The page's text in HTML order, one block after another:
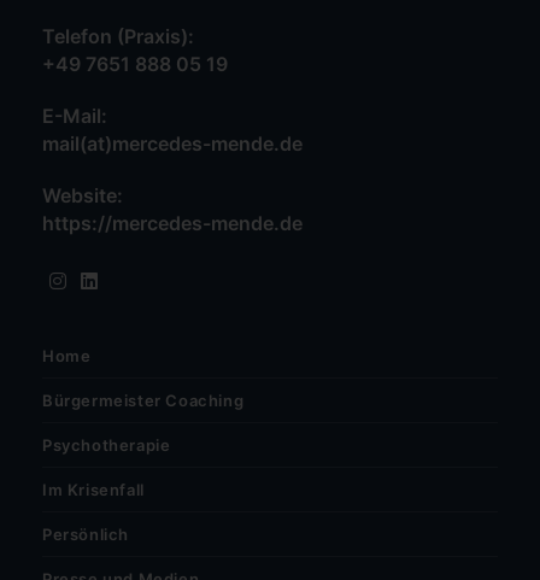
in
your
Telefon (Praxis):
+49 7651 888 05 19
in
your
E-Mail:
mail(at)mercedes-mende.deOpens
Website:
https://mercedes-mende.deOpens
newnew
Home
Bürgermeister Coaching
Psychotherapie
Im Krisenfall
Persönlich